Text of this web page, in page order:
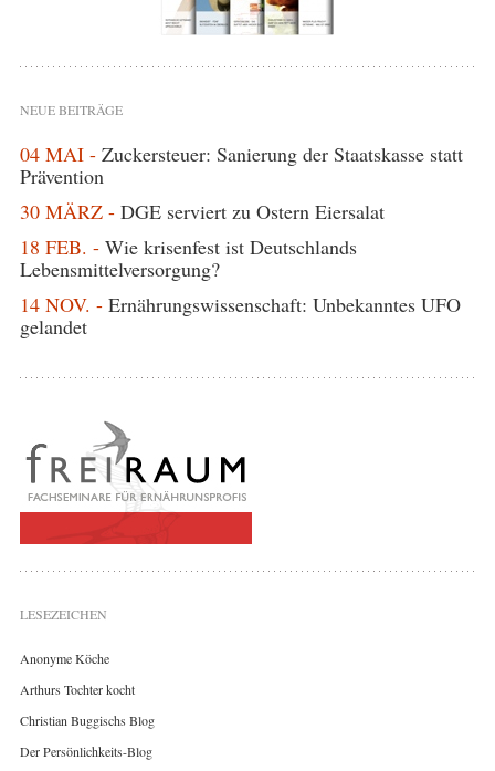
NEUE BEITRÄGE
04 MAI - Zuckersteuer: Sanierung der Staatskasse statt
Prävention
30 MÄRZ - DGE serviert zu Ostern Eiersalat
18 FEB. - Wie krisenfest ist Deutschlands
Lebensmittelversorgung?
14 NOV. - Ernährungswissenschaft: Unbekanntes UFO
gelandet
LESEZEICHEN
Anonyme Köche
Arthurs Tochter kocht
Christian Buggischs Blog
Der Persönlichkeits-Blog